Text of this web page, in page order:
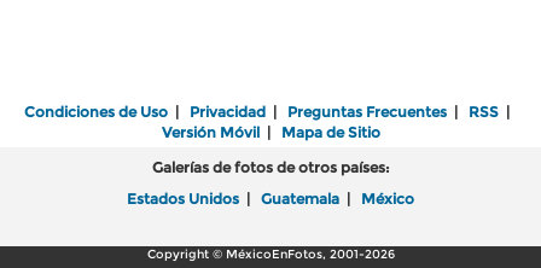
Condiciones de Uso | Privacidad | Preguntas Frecuentes | RSS |
Versión Móvil| Mapa de Sitio
Galerías de fotos de otros países:
Estados Unidos | Guatemala | México
Copyright © MéxicoEnFotos, 2001-2026